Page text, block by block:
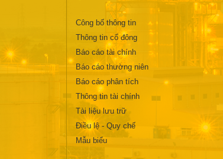
Công bố thông tin
Thông tin cổ đông
Báo cáo tài chính
Báo cáo thường niên
Báo cáo phân tích
Thông tin tài chính
Tài liệu lưu trữ
Điều lệ - Quy chế
Mẫu biểu